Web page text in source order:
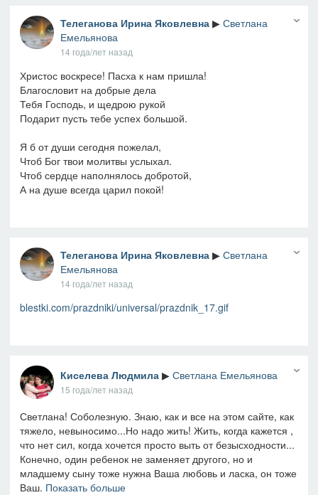
Телеганова Ирина Яковлевна ▶ Светлана
Емельянова
14 года/лет назад
Христос воскресе! Пасха к нам пришла!
Благословит на добрые дела
Тебя Господь, и щедрою рукой
Подарит пусть тебе успех большой.
Я б от души сегодня пожелал,
Чтоб Бог твои молитвы услыхал.
Чтоб сердце наполнялось добротой,
А на душе всегда царил покой!
Телеганова Ирина Яковлевна ▶ Светлана
Емельянова
14 года/лет назад
blestki.com/prazdniki/universal/prazdnik_17.gif
Киселева Людмила ▶ Светлана Емельянова
15 года/лет назад
Светлана! Соболезную. Знаю, как и все на этом сайте, как
тяжело, невыносимо...Но надо жить! Жить, когда кажется ,
что нет сил, когда хочется просто выть от безысходности...
Конечно, один ребенок не заменяет другого, но и
младшему сыну тоже нужна Ваша любовь и ласка, он тоже
Ваш. Показать больше